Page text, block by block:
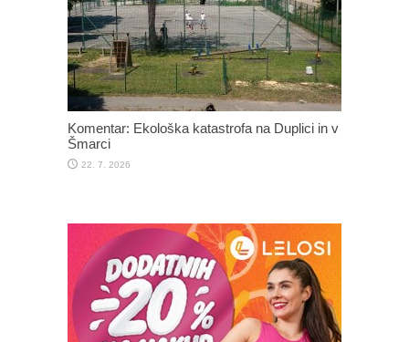
Komentar: Ekološka katastrofa na Duplici in v
Šmarci
22. 7. 2026